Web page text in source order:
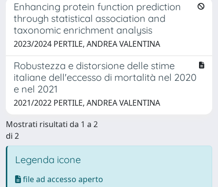
Enhancing protein function prediction
through statistical association and
taxonomic enrichment analysis
2023/2024 PERTILE, ANDREA VALENTINA
Robustezza e distorsione delle stime
italiane dell'eccesso di mortalità nel 2020
e nel 2021
2021/2022 PERTILE, ANDREA VALENTINA
Mostrati risultati da 1 a 2
di 2
Legenda icone
file ad accesso aperto